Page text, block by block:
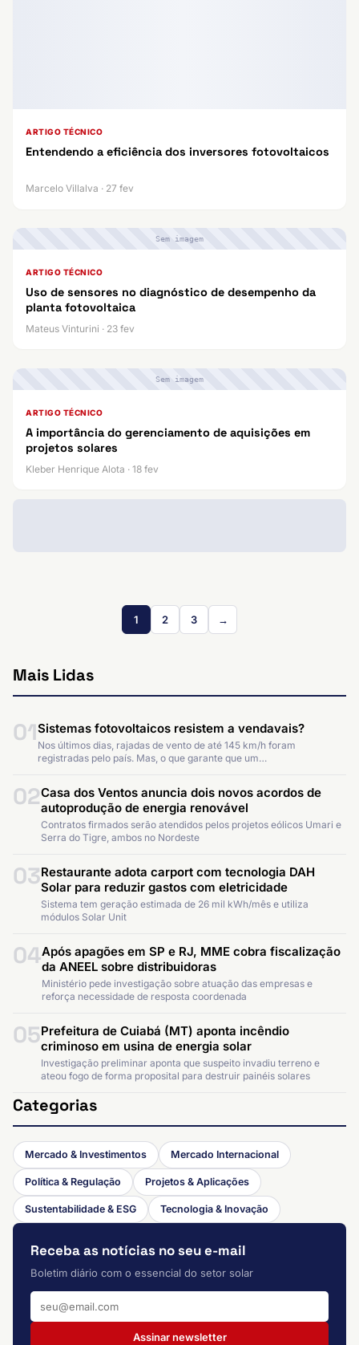
ARTIGO TÉCNICO
Entendendo a eficiência dos inversores fotovoltaicos
Marcelo Villalva · 27 fev
Sem imagem
ARTIGO TÉCNICO
Uso de sensores no diagnóstico de desempenho da
planta fotovoltaica
Mateus Vinturini · 23 fev
Sem imagem
ARTIGO TÉCNICO
A importância do gerenciamento de aquisições em
projetos solares
Kleber Henrique Alota · 18 fev
1 2 3 →
Mais Lidas
01Sistemas fotovoltaicos resistem a vendavais?
Nos últimos dias, rajadas de vento de até 145 km/h foram
registradas pelo país. Mas, o que garante que um…
02Casa dos Ventos anuncia dois novos acordos de
autoprodução de energia renovável
Contratos firmados serão atendidos pelos projetos eólicos Umari e
Serra do Tigre, ambos no Nordeste
03Restaurante adota carport com tecnologia DAH
Solar para reduzir gastos com eletricidade
Sistema tem geração estimada de 26 mil kWh/mês e utiliza
módulos Solar Unit
04Após apagões em SP e RJ, MME cobra fiscalização
da ANEEL sobre distribuidoras
Ministério pede investigação sobre atuação das empresas e
reforça necessidade de resposta coordenada
05Prefeitura de Cuiabá (MT) aponta incêndio
criminoso em usina de energia solar
Investigação preliminar aponta que suspeito invadiu terreno e
ateou fogo de forma proposital para destruir painéis solares
Categorias
Mercado & Investimentos Mercado Internacional
Política & Regulação Projetos & Aplicações
Sustentabilidade & ESG Tecnologia & Inovação
Receba as notícias no seu e-mail
Boletim diário com o essencial do setor solar
Assinar newsletter